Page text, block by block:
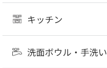
キッチン
洗面ボウル・手洗い